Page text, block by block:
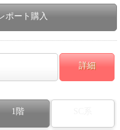
ポート購入
詳細
1階